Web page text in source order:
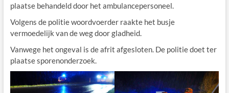
plaatse behandeld door het ambulancepersoneel.
Volgens de politie woordvoerder raakte het busje
vermoedelijk van de weg door gladheid.
Vanwege het ongeval is de afrit afgesloten. De politie doet ter
plaatse sporenonderzoek.